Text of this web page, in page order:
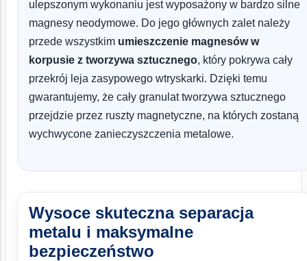
ulepszonym wykonaniu jest wyposażony w bardzo silne
magnesy neodymowe. Do jego głównych zalet należy
przede wszystkim umieszczenie magnesów w
korpusie z tworzywa sztucznego, który pokrywa cały
przekrój leja zasypowego wtryskarki. Dzięki temu
gwarantujemy, że cały granulat tworzywa sztucznego
przejdzie przez ruszty magnetyczne, na których zostaną
wychwycone zanieczyszczenia metalowe.
Wysoce skuteczna separacja
metalu i maksymalne
bezpieczeństwo